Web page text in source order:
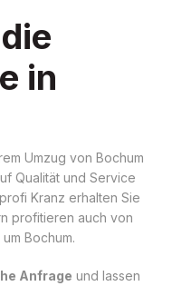
in
Umzug von Bochum
Qualität und Service
Kranz erhalten Sie
profitieren auch von
Bochum.
Anfrage und lassen